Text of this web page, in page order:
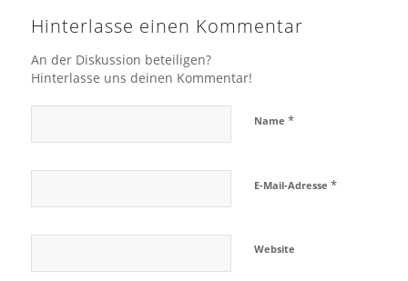
Hinterlasse einen Kommentar
An der Diskussion beteiligen?
Hinterlasse uns deinen Kommentar!
Name *
E-Mail-Adresse *
Website